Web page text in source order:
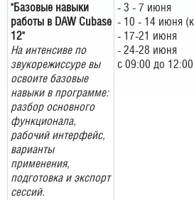
"Базовые навыки
работы в DAW Cubase
12"
На интенсиве по
звукорежиссуре вы
освоите базовые
навыки в программе:
разбор основного
функционала,
рабочий интерфейс,
варианты
применения,
подготовка и экспорт
сессий.
- 3 - 7 июня
- 10 - 14 июня
- 17-21 июня
- 24-28 июня
с 09:00 до 12:00